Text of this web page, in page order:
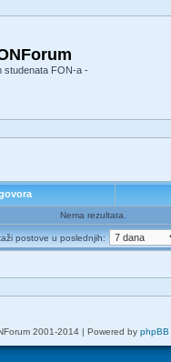
studenata FON-a -
Nema rezultata.
postove u poslednjih:
2001-2014 | Powered by phpBB